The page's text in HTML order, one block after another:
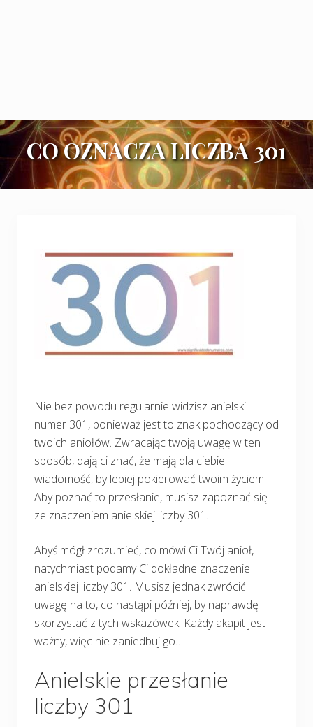
CO OZNACZA LICZBA 301
Nie bez powodu regularnie widzisz anielski
numer 301, ponieważ jest to znak pochodzący od
twoich aniołów. Zwracając twoją uwagę w ten
sposób, dają ci znać, że mają dla ciebie
wiadomość, by lepiej pokierować twoim życiem.
Aby poznać to przesłanie, musisz zapoznać się
ze znaczeniem anielskiej liczby 301.
Abyś mógł zrozumieć, co mówi Ci Twój anioł,
natychmiast podamy Ci dokładne znaczenie
anielskiej liczby 301. Musisz jednak zwrócić
uwagę na to, co nastąpi później, by naprawdę
skorzystać z tych wskazówek. Każdy akapit jest
ważny, więc nie zaniedbuj go…
Anielskie przesłanie
liczby 301